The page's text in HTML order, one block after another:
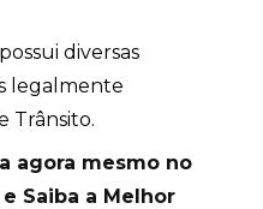
diversas
legalmente
Trânsito.
agora mesmo no
Saiba a Melhor